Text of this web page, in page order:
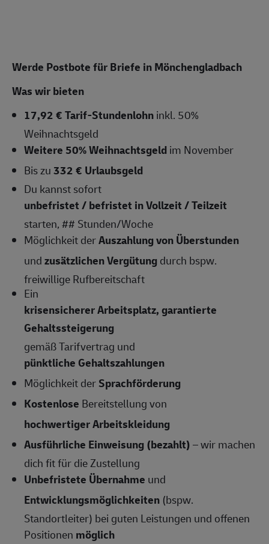
Werde Postbote für Briefe in Mönchengladbach
Was wir bieten
17,92 € Tarif-Stundenlohninkl. 50%
Weihnachtsgeld
Weitere 50% Weihnachtsgeldim November
Bis zu332 € Urlaubsgeld
Du kannst sofort
unbefristet / befristet in Vollzeit / Teilzeit
starten, ## Stunden/Woche
Möglichkeit derAuszahlung von Überstunden
undzusätzlichen Vergütungdurch bspw.
freiwillige Rufbereitschaft
Ein
krisensicherer Arbeitsplatz, garantierte
Gehaltssteigerung
gemäß Tarifvertrag und
pünktliche Gehaltszahlungen
Möglichkeit derSprachförderung
Kostenlose Bereitstellung von
hochwertiger Arbeitskleidung
Ausführliche Einweisung (bezahlt)– wir machen
dich fit für die Zustellung
Unbefristete Übernahme und
Entwicklungsmöglichkeiten (bspw.
Standortleiter) bei guten Leistungen und offenen
Positionen möglich